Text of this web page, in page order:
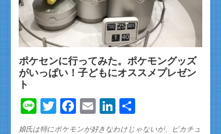
ポケセンに行ってみた。ポケモングッズ
がいっぱい！子どもにオススメプレゼン
ト
LineTwitterFacebook
EmailLinkedIn
有
娘氏は特にポケモンが好きなわけじゃないが、ピカチュ